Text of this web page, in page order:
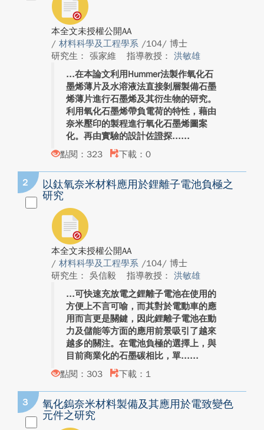
本全文未授權公開AA
/ 材料科學及工程學系 /104/ 博士
研究生： 張家維
指導教授： 洪敏雄
在本論文利用Hummer法製作氧化石
墨烯薄片及水溶液法直接剝層製備石墨
烯薄片進行石墨烯及其衍生物的研究。
利用氧化石墨烯帶負電荷的特性，藉由
奈米壓印的製程進行氧化石墨烯圖案
化。再由實驗的設計佐證探...
點閱：323
下載：0
2
以鈦氧奈米材料應用於鋰離子電池負極之
研究
本全文未授權公開AA
/ 材料科學及工程學系 /104/ 博士
研究生： 吳信毅
指導教授： 洪敏雄
可快速充放電之鋰離子電池在使用的
方便上不言可喻，而其對於電動車的應
用而言更是關鍵，因此鋰離子電池在動
力及儲能等方面的應用前景吸引了越來
越多的關注。在電池負極的選擇上，與
目前商業化的石墨碳相比，單...
點閱：303
下載：1
3
氧化鎢奈米材料製備及其應用於電致變色
元件之研究